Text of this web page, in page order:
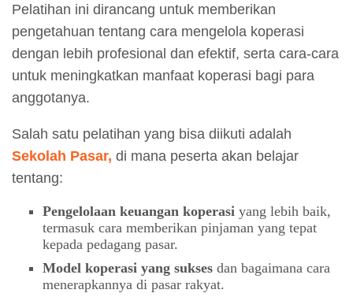
Pelatihan ini dirancang untuk memberikan
pengetahuan tentang cara mengelola koperasi
dengan lebih profesional dan efektif, serta cara-cara
untuk meningkatkan manfaat koperasi bagi para
anggotanya.
Salah satu pelatihan yang bisa diikuti adalah
Sekolah Pasar, di mana peserta akan belajar
tentang:
Pengelolaan keuangan koperasi yang lebih baik,
termasuk cara memberikan pinjaman yang tepat
kepada pedagang pasar.
Model koperasi yang suksesdan bagaimana cara
menerapkannya di pasar rakyat.